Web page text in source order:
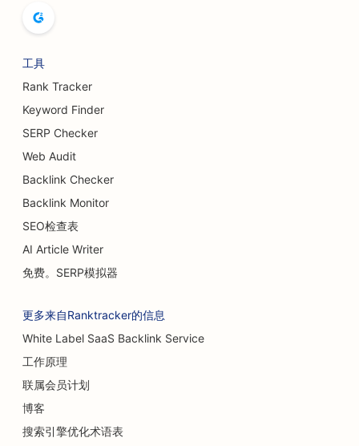
工具
Rank Tracker
Keyword Finder
SERP Checker
Web Audit
Backlink Checker
Backlink Monitor
SEO检查表
AI Article Writer
免费。SERP模拟器
更多来自Ranktracker的信息
White Label SaaS Backlink Service
工作原理
联属会员计划
博客
搜索引擎优化术语表